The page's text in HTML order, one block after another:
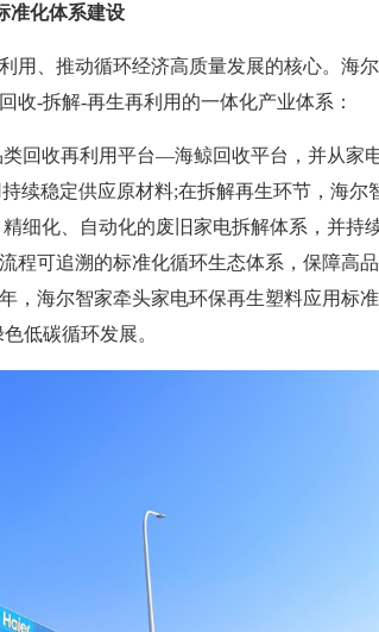
准化体系建设
、推动循环经济高质量发展的核心。海
收-拆解-再生再利用的一体化产业体系：
回收再利用平台—海鲸回收平台，并从家
续稳定供应原材料;在拆解再生环节，海尔
细化、自动化的废旧家电拆解体系，并持
程可追溯的标准化循环生态体系，保障高
，海尔智家牵头家电环保再生塑料应用标
低碳循环发展。